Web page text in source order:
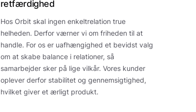
retfærdighed
Hos Orbit skal ingen enkeltrelation true
helheden. Derfor værner vi om friheden til at
handle. For os er uafhængighed et bevidst valg
om at skabe balance i relationer, så
samarbejder sker på lige vilkår. Vores kunder
oplever derfor stabilitet og gennemsigtighed,
hvilket giver et ærligt produkt.